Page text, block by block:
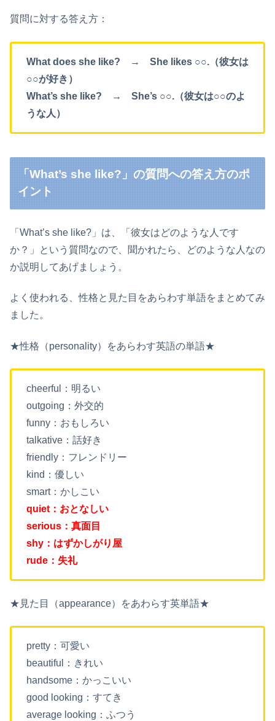
プ
質問に対する答え方：
What does she like? → She likes ○○.（彼女は
○○が好き）
What’s she like? → She’s ○○.（彼女は○○のよ
うな人）
「What’s she like?」の質問への答え方のポ
イント
「What’s she like?」は、「彼女はどのような人です
か？」という質問なので、聞かれたら、どのような人なの
か説明してあげましょう。
よく使われる、性格と見た目をあらわす単語をまとめてみ
ました。
★性格（personality）をあらわす英語の単語★
cheerful：明るい
outgoing：外交的
funny：おもしろい
talkative：話好き
friendly：フレンドリー
kind：優しい
smart：かしこい
quiet：おとなしい
serious：真面目
shy：はずかしがり屋
rude：失礼
★見た目（appearance）をあわらす英単語★
pretty：可愛い
beautiful：きれい
handsome：かっこいい
good looking：すてき
average looking：ふつう